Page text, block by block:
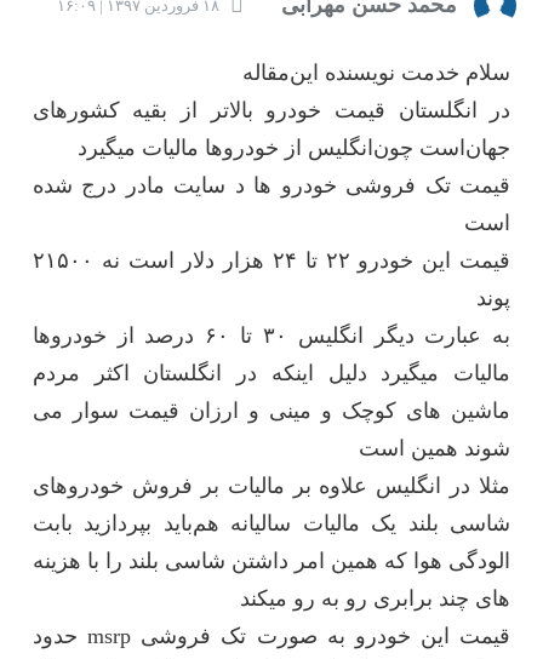
محمد حسن مهرابی ۱۸ فروردین ۱۳۹۷ | ۱۶:۰۹
سلام خدمت نویسنده این‌مقاله
در انگلستان قیمت خودرو بالاتر از بقیه کشورهای
جهان‌است چون‌انگلیس از خودروها مالیات میگیرد
قیمت تک فروشی خودرو ها د سایت مادر درج شده
است
قیمت این خودرو ۲۲ تا ۲۴ هزار دلار است نه ۲۱۵۰۰
پوند
به عبارت دیگر انگلیس ۳۰ تا ۶۰ درصد از خودروها
مالیات میگیرد دلیل اینکه در انگلستان اکثر مردم
ماشین های کوچک و مینی و ارزان قیمت سوار می
شوند همین است
مثلا در انگلیس علاوه بر مالیات بر فروش خودروهای
شاسی بلند یک مالیات سالیانه هم‌باید بپردازید بابت
الودگی هوا که همین امر داشتن شاسی بلند را با هزینه
های چند برابری رو به رو میکند
قیمت این خودرو به صورت تک فروشی msrp حدود